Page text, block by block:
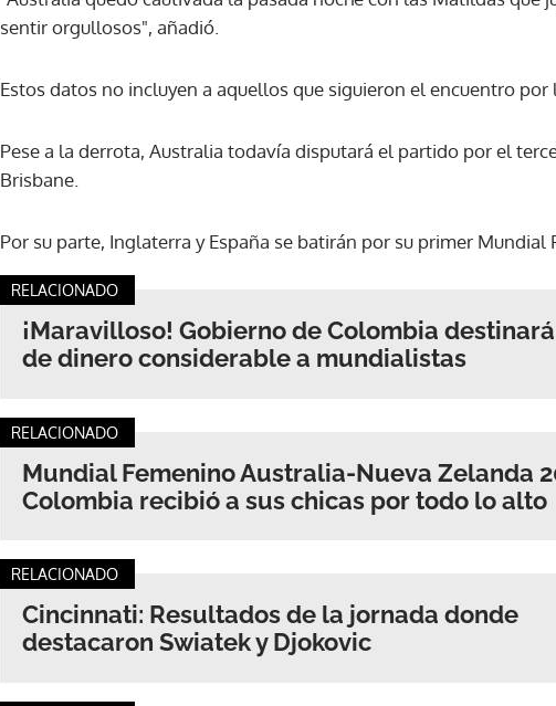
sentir orgullosos", añadió.
Estos datos no incluyen a aquellos que siguieron el encuentro
Pese a la derrota, Australia todavía disputará el partido por el
Brisbane.
Por su parte, Inglaterra y España se batirán por su primer Mundial
RELACIONADO
¡Maravilloso! Gobierno de Colombia
de dinero considerable a mundialistas
RELACIONADO
Mundial Femenino Australia-Nueva Zelanda
Colombia recibió a sus chicas por todo lo alto
RELACIONADO
Cincinnati: Resultados de la jornada donde
destacaron Swiatek y Djokovic